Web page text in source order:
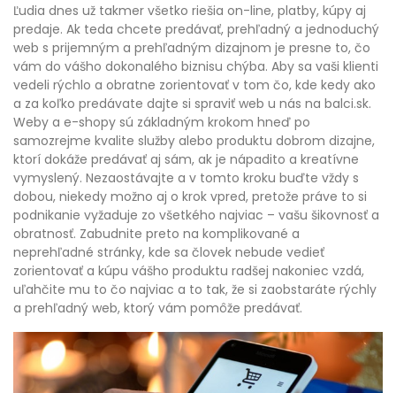
Ľudia dnes už takmer všetko riešia on-line, platby, kúpy aj
predaje. Ak teda chcete predávať, prehľadný a jednoduchý
web s prijemným a prehľadným dizajnom je presne to, čo
vám do vášho dokonalého biznisu chýba. Aby sa vaši klienti
vedeli rýchlo a obratne zorientovať v tom čo, kde kedy ako
a za koľko predávate dajte si spraviť web u nás na balci.sk.
Weby a e-shopy sú základným krokom hneď po
samozrejme kvalite služby alebo produktu dobrom dizajne,
ktorí dokáže predávať aj sám, ak je nápadito a kreatívne
vymyslený. Nezaostávajte a v tomto kroku buďte vždy s
dobou, niekedy možno aj o krok vpred, pretože práve to si
podnikanie vyžaduje zo všetkého najviac – vašu šikovnosť a
obratnosť. Zabudnite preto na komplikované a
neprehľadné stránky, kde sa človek nebude vedieť
zorientovať a kúpu vášho produktu radšej nakoniec vzdá,
uľahčite mu to čo najviac a to tak, že si zaobstaráte rýchly
a prehľadný web, ktorý vám pomôže predávať.